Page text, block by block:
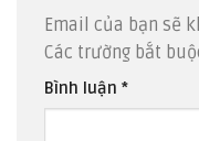
Email của bạn sẽ
Các trường bắt
Bình luận *